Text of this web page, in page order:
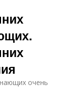
очень